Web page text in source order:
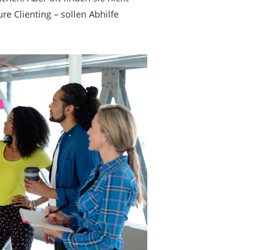
Clienting – sollen Abhilfe